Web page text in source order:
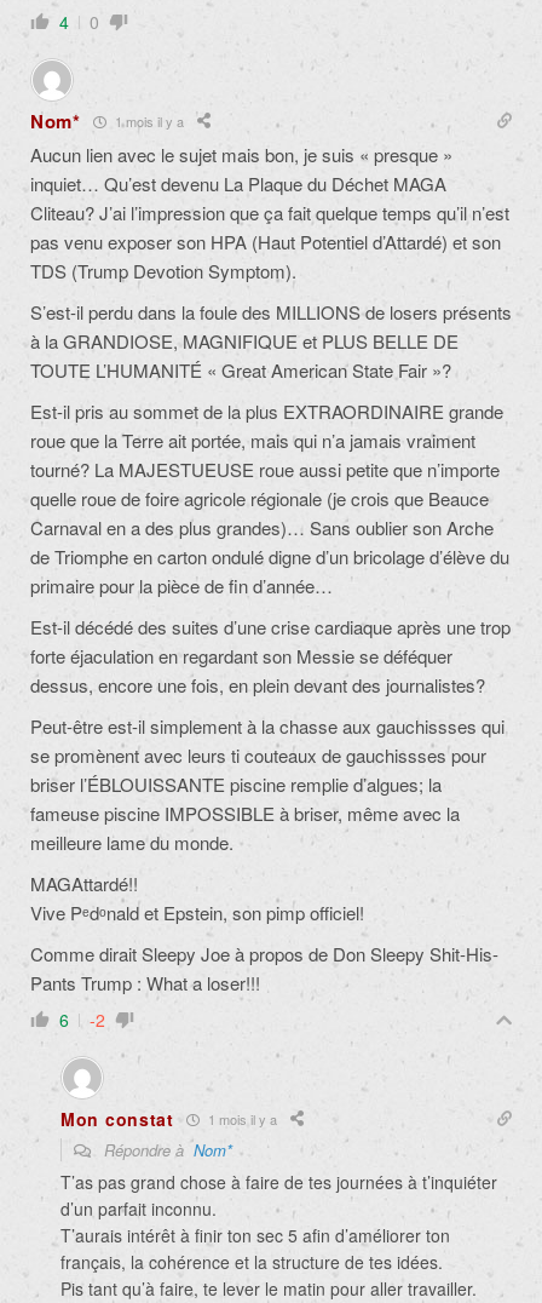
4 0
Nom* 1 mois il y a
Aucun lien avec le sujet mais bon, je suis « presque »
inquiet… Qu’est devenu La Plaque du Déchet MAGA
Cliteau? J’ai l’impression que ça fait quelque temps qu’il n’est
pas venu exposer son HPA (Haut Potentiel d’Attardé) et son
TDS (Trump Devotion Symptom).
S’est-il perdu dans la foule des MILLIONS de losers présents
à la GRANDIOSE, MAGNIFIQUE et PLUS BELLE DE
TOUTE L’HUMANITÉ « Great American State Fair »?
Est-il pris au sommet de la plus EXTRAORDINAIRE grande
roue que la Terre ait portée, mais qui n’a jamais vraiment
tourné? La MAJESTUEUSE roue aussi petite que n’importe
quelle roue de foire agricole régionale (je crois que Beauce
Carnaval en a des plus grandes)… Sans oublier son Arche
de Triomphe en carton ondulé digne d’un bricolage d’élève du
primaire pour la pièce de fin d’année…
Est-il décédé des suites d’une crise cardiaque après une trop
forte éjaculation en regardant son Messie se déféquer
dessus, encore une fois, en plein devant des journalistes?
Peut-être est-il simplement à la chasse aux gauchissses qui
se promènent avec leurs ti couteaux de gauchissses pour
briser l’ÉBLOUISSANTE piscine remplie d’algues; la
fameuse piscine IMPOSSIBLE à briser, même avec la
meilleure lame du monde.
MAGAttardé!!
Vive Pᵉdᵒnald et Epstein, son pimp officiel!
Comme dirait Sleepy Joe à propos de Don Sleepy Shit-His-
Pants Trump : What a loser!!!
6 -2
Mon constat 1 mois il y a
Répondre à Nom*
T’as pas grand chose à faire de tes journées à t’inquiéter
d’un parfait inconnu.
T’aurais intérêt à finir ton sec 5 afin d’améliorer ton
français, la cohérence et la structure de tes idées.
Pis tant qu’à faire, te lever le matin pour aller travailler.